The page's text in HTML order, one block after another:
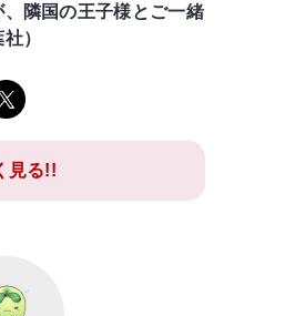
隣国の王子様とご一緒
）
見る!!